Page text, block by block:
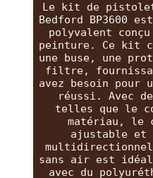
Le kit de
Bedford BP3600
polyvalent
peinture. Ce kit
une buse, une
filtre,
avez besoin
réussi. Avec
telles que le
matériau, le
ajustable et
sans air est
avec du